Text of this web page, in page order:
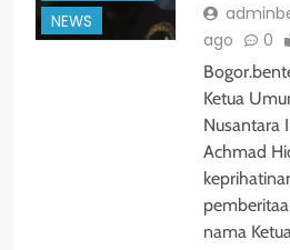
NEWS
ago
0
Ketua
Nusantara
Achmad
nama